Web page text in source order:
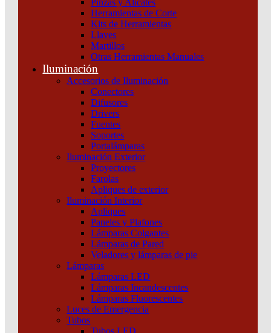
Pinzas y Alicates
Herramientas de Corte
Kits de Herramientas
Llaves
Martillos
Otras Herramientas Manuales
Iluminación
Accesorios de Iluminación
Conectores
Difusores
Drivers
Fuentes
Soportes
Portalámparas
Iluminación Exterior
Proyectores
Farolas
Apliques de exterior
Iluminación Interior
Apliques
Paneles y Plafones
Lámparas Colgantes
Lámparas de Pared
Veladores y lámparas de pie
Lámparas
Lámparas LED
Lámparas Incandescentes
Lámparas Fluorescentes
Luces de Emergencia
Tubos
Tubos LED
Productos relacionados